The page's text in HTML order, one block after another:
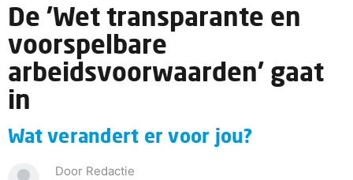
De 'Wet transparante en
voorspelbare
arbeidsvoorwaarden' gaat
in
Wat verandert er voor jou?
Door Redactie